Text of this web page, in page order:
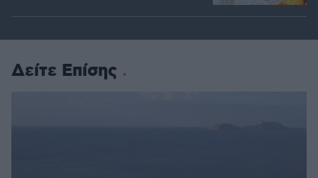
Δείτε Επίσης